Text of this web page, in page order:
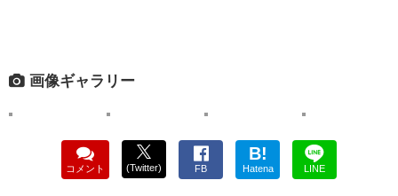
画像ギャラリー
コメント (Twitter) FB
B!
Hatena LINE